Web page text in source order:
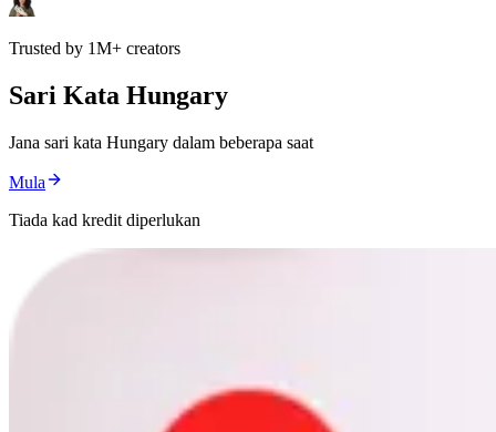
Trusted by 1M+ creators
Sari Kata Hungary
Jana sari kata Hungary dalam beberapa saat
Mula
Tiada kad kredit diperlukan